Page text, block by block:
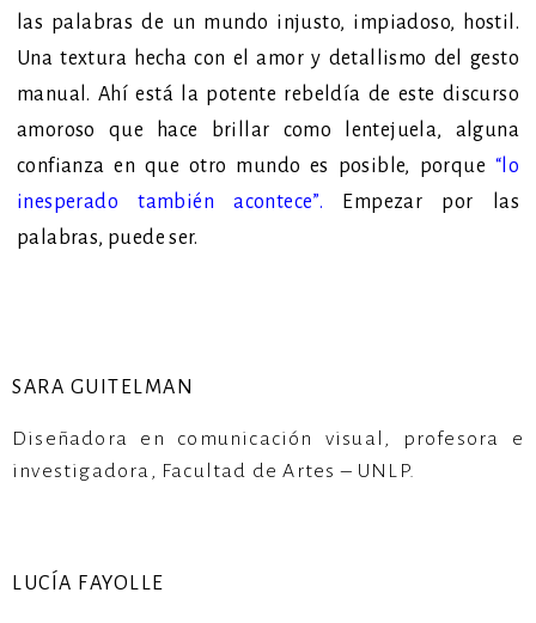
las palabras de un mundo injusto, impiadoso, hostil.
Una textura hecha con el amor y detallismo del gesto
manual. Ahí está la potente rebeldía de este discurso
amoroso que hace brillar como lentejuela, alguna
confianza en que otro mundo es posible, porque “lo
inesperado también acontece”. Empezar por las
palabras, puede ser.
SARA GUITELMAN
Diseñadora en comunicación visual, profesora e
investigadora, Facultad de Artes – UNLP.
LUCÍA FAYOLLE